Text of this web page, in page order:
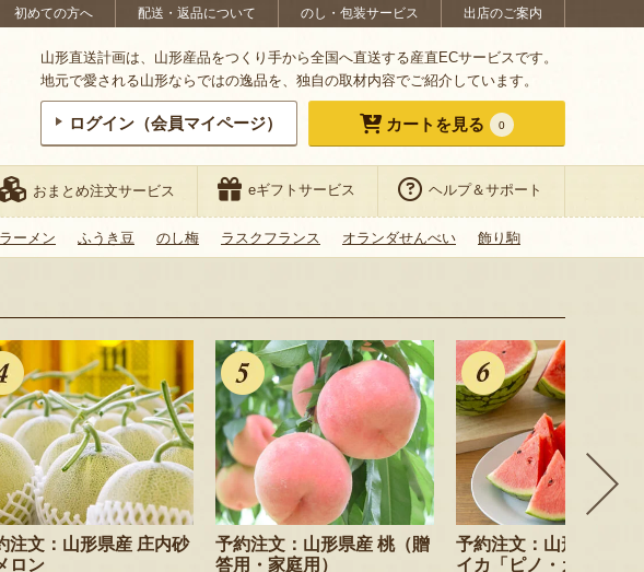
初めての方へ 配送・返品について のし・包装サービス 出店のご案内
山形直送計画は、山形産品をつくり手から全国へ直送する産直ECサービスです。
地元で愛される山形ならではの逸品を、独自の取材内容でご紹介しています。
ログイン（会員マイページ） カートを見る 0
おまとめ注文サービス eギフトサービス ヘルプ＆サポート
ラーメン ふうき豆 のし梅 ラスクフランス オランダせんべい 飾り駒
注文：山形県産 庄内砂
ロン
予約注文：山形県産 桃（贈
答用・家庭用）
予約注文：山形県産 小
イカ「ピノ・ガール」